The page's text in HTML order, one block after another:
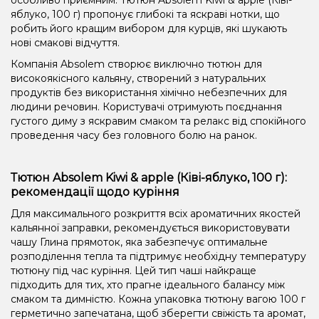
яблуко, 100 г) пропонує глибокі та яскраві нотки, що
робить його кращим вибором для курців, які шукають
нові смакові відчуття.
Компанія Absolem створює виключно тютюн для
високоякісного кальяну, створений з натуральних
продуктів без використання хімічно небезпечних для
людини речовин. Користувачі отримують поєднання
густого диму з яскравим смаком та релакс від спокійного
проведення часу без головного болю на ранок.
Тютюн Absolem Kiwi & apple (Ківі-яблуко, 100 г):
рекомендації щодо куріння
Для максимального розкриття всіх ароматичних якостей
кальянної заправки, рекомендується використовувати
чашу Глина прямоток, яка забезпечує оптимальне
розподілення тепла та підтримує необхідну температуру
тютюну під час куріння. Цей тип чаші найкраще
підходить для тих, хто прагне ідеального балансу між
смаком та димністю. Кожна упаковка тютюну вагою 100 г
герметично запечатана, щоб зберегти свіжість та аромат,